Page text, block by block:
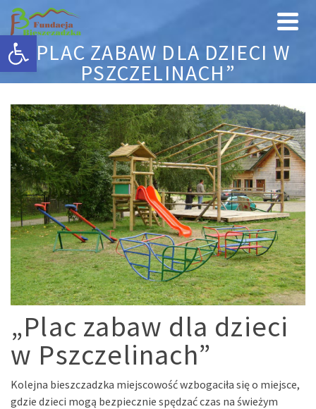
Otwórz pasek narzędzi
„PLAC ZABAW DLA DZIECI W
PSZCZELINACH”
„Plac zabaw dla dzieci
w Pszczelinach”
Kolejna bieszczadzka miejscowość wzbogaciła się o miejsce,
gdzie dzieci mogą bezpiecznie spędzać czas na świeżym